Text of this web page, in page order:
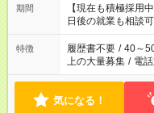
たくない」 など、ご希
の方へ 今ご覧のお
の勤務時間。 合計
期間
【現在も積極採用
日後の就業も相談
特徴 履歴書不要 / 40～
上の大量募集 / 電
気になる！